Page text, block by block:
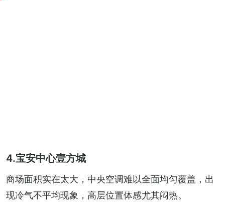
4.宝安中心壹方城
商场面积实在太大，中央空调难以全面均匀覆盖，出
现冷气不平均现象，高层位置体感尤其闷热。